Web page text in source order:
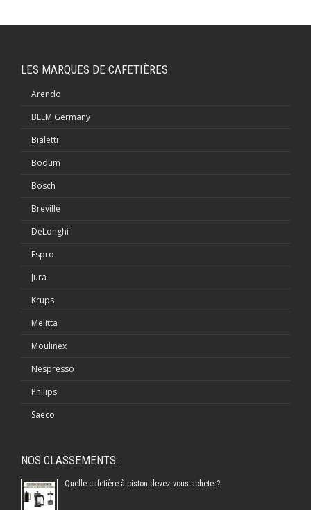
LES MARQUES DE CAFETIÈRES
Arendo
BEEM Germany
Bialetti
Bodum
Bosch
Breville
DeLonghi
Espro
Jura
Krups
Melitta
Moulinex
Nespresso
Philips
Saeco
NOS CLASSEMENTS:
Quelle cafetière à piston devez-vous acheter?